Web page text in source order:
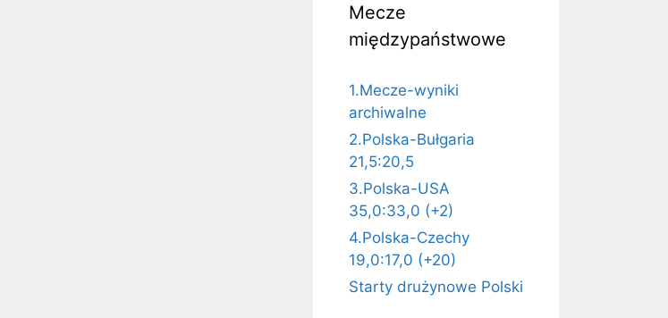
Mecze
międzypaństwowe
1.Mecze-wyniki
archiwalne
2.Polska-Bułgaria
21,5:20,5
3.Polska-USA
35,0:33,0 (+2)
4.Polska-Czechy
19,0:17,0 (+20)
Starty drużynowe Polski